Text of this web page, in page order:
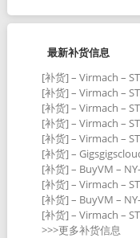
最新补货信息
[补货] – Virmach –
[补货] – Virmach –
[补货] – Virmach –
[补货] – Virmach –
[补货] – Virmach –
[补货] –
[补货] – BuyVM –
[补货] – Virmach –
[补货] – BuyVM –
[补货] – Virmach –
>>>更多补货信息